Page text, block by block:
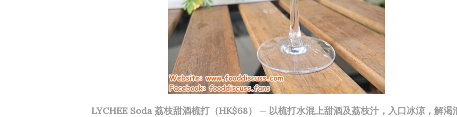
LYCHEE Soda 荔枝甜酒梳打（HK$68） ─ 以梳打水混上甜酒及荔枝汁，入口冰涼，解渴